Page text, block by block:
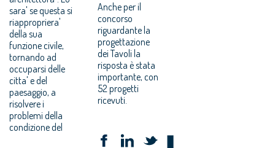
sara' se questa si
riappropriera'
della sua
funzione civile,
tornando ad
occuparsi delle
citta' e del
paesaggio, a
risolvere i
problemi della
condizione del
Anche per il
concorso
riguardante la
progettazione
dei Tavoli la
risposta è stata
importante, con
52 progetti
ricevuti.